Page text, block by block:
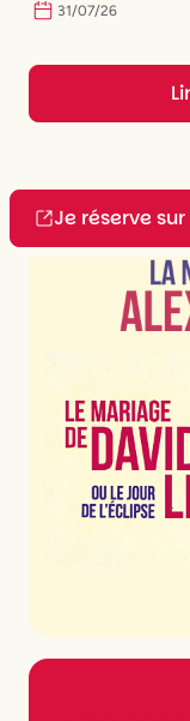
31/07/26
Je réserve